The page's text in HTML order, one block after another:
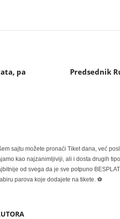
pa
Predsednik
sajtu možete pronaći Tiket dana, već
kao najzanimljiviji, ali i dosta drugih
od svega da je sve potpuno
parova koje dodajete na tikete. ⚽